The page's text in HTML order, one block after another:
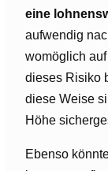
eine
aufwendig
womöglich
dieses Risiko
diese Weise
Höhe
Ebenso